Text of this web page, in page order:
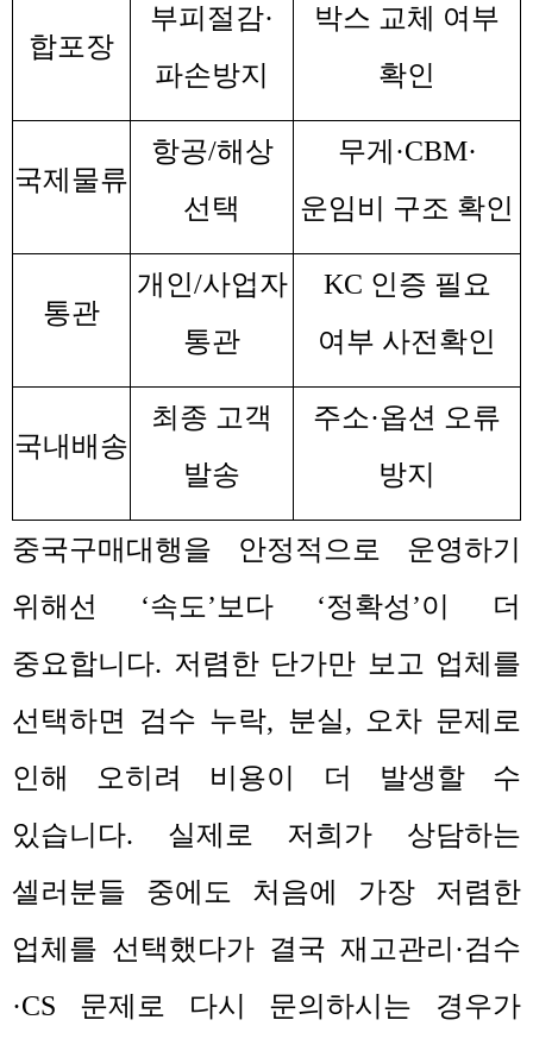
합포장
부피절감·
파손방지
박스 교체 여부
확인
국제물류
항공/해상
선택
무게 ·CBM·
운임비 구조 확인
통관
개인/사업자
통관
KC 인증 필요
여부 사전확인
국내배송
최종 고객
발송
주소·옵션 오류
방지
중국구매대행을 안정적으로 운영하기
위해선
‘속도 ’ 보다 ‘정확성’이 더
중요합니다. 저렴한 단가만 보고 업체를
선택하면 검수 누락, 분실,
오차 문제로
인해 오히려 비용이 더 발생할 수
있습니다. 실제로 저희가 상담하는
셀러분들 중에도 처음에 가장 저렴한
업체를 선택했다가 결국 재고관리 ·검수
·CS 문제로 다시 문의하시는 경우가